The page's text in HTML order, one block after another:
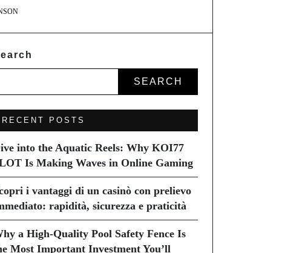
SEARCH
RECENT POSTS
into the Aquatic Reels: Why KOI77
Is Making Waves in Online Gaming
i vantaggi di un casinò con prelievo
rapidità, sicurezza e praticità
a High-Quality Pool Safety Fence Is
Most Important Investment You’ll